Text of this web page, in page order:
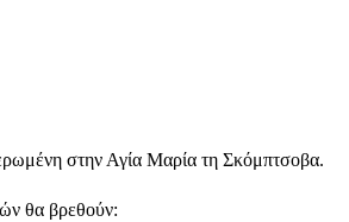
στην Αγία Μαρία τη Σκόμπτσοβα.
θα βρεθούν: